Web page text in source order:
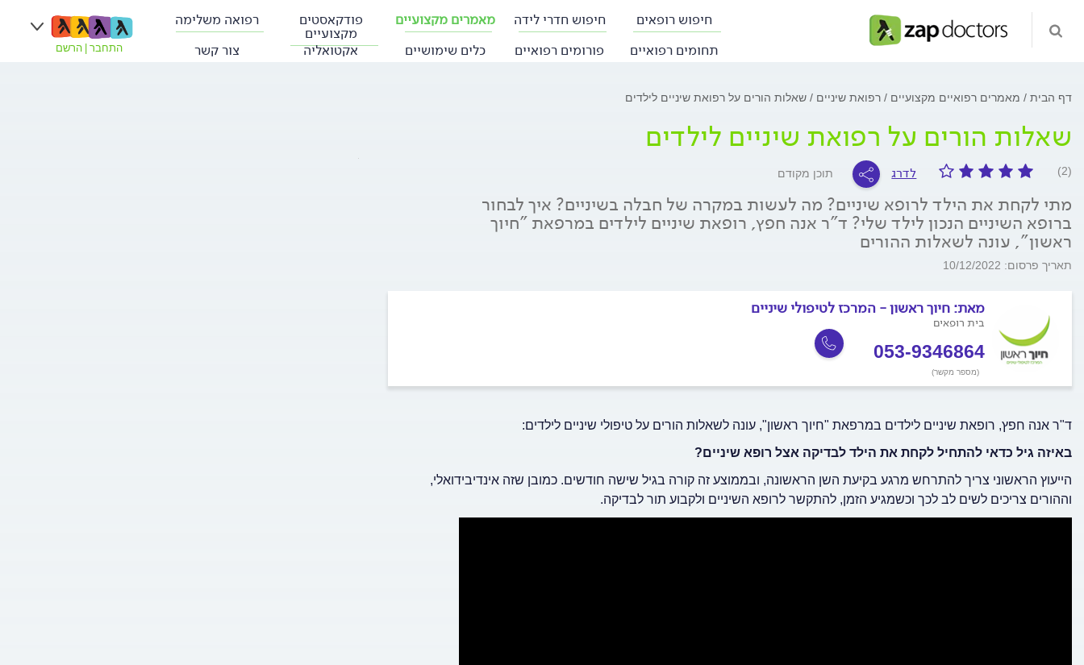
חיפוש רופאים חיפוש חדרי לידה מאמרים מקצועיים פודקאסטים
מקצועיים
רפואה משלימה
תחומים רפואיים
פורומים רפואיים כלים שימושיים אקטואליה צור קשר התחבר הרשם
דף הבית מאמרים רפואיים מקצועיים רפואת שיניים שאלות הורים על רפואת שיניים לילדים
שאלות הורים על רפואת שיניים לילדים
(2) לדרג תוכן מקודם
מתי לקחת את הילד לרופא שיניים? מה לעשות במקרה של חבלה בשיניים? איך לבחור
ברופא השיניים הנכון לילד שלי? ד"ר אנה חפץ, רופאת שיניים לילדים במרפאת "חיוך
ראשון", עונה לשאלות ההורים
תאריך פרסום: 10/12/2022
מאת: חיוך ראשון - המרכז לטיפולי שיניים
בית רופאים
053-9346864
(מספר מקשר)
ד"ר אנה חפץ, רופאת שיניים לילדים במרפאת "חיוך ראשון", עונה לשאלות הורים על טיפולי שיניים לילדים:
באיזה גיל כדאי להתחיל לקחת את הילד לבדיקה אצל רופא שיניים?
הייעוץ הראשוני צריך להתרחש מרגע בקיעת השן הראשונה, ובממוצע זה קורה בגיל שישה חודשים. כמובן שזה אינדיבידואלי,
וההורים צריכים לשים לב לכך וכשמגיע הזמן, להתקשר לרופא השיניים ולקבוע תור לבדיקה.